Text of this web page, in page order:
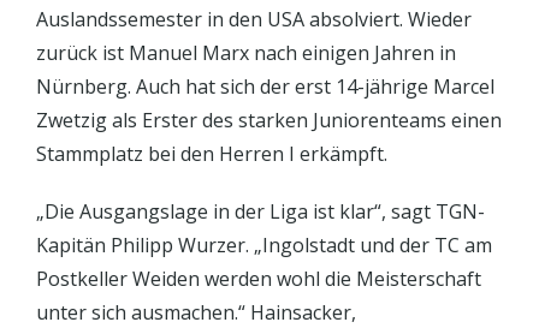
Auslandssemester in den USA absolviert. Wieder
zurück ist Manuel Marx nach einigen Jahren in
Nürnberg. Auch hat sich der erst 14-jährige Marcel
Zwetzig als Erster des starken Juniorenteams einen
Stammplatz bei den Herren I erkämpft.
„Die Ausgangslage in der Liga ist klar“, sagt TGN-
Kapitän Philipp Wurzer. „Ingolstadt und der TC am
Postkeller Weiden werden wohl die Meisterschaft
unter sich ausmachen.“ Hainsacker,